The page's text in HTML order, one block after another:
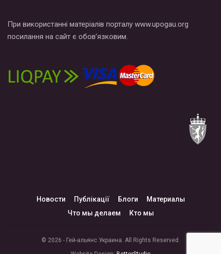
При використанні матеріалів порталу www.upogau.org
посилання на сайт є обов’язковим.
Новости Публікації Блоги
Материалы
Что мы делаем
Кто мы
© 2026 - Гей-альянс Украина. All Rights Reserved.